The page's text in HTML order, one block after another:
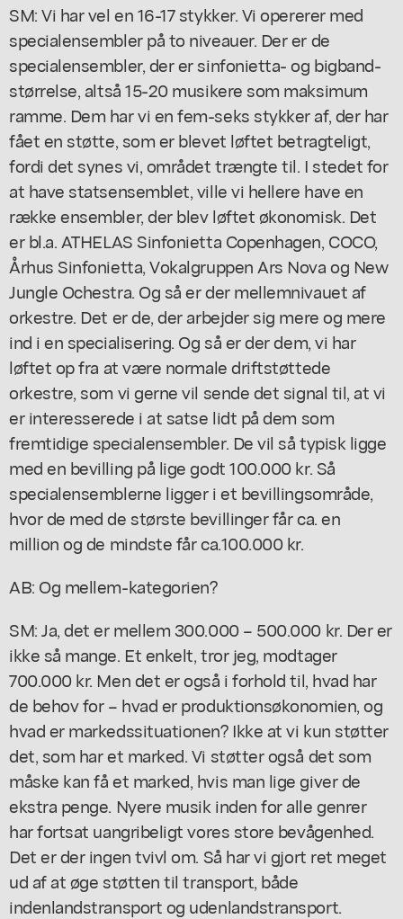
SM: Vi har vel en 16-17 stykker. Vi opererer med
specialensembler på to niveauer. Der er de
specialensembler, der er sinfonietta- og bigband-
størrelse, altså 15-20 musikere som maksimum
ramme. Dem har vi en fem-seks stykker af, der har
fået en støtte, som er blevet løftet betragteligt,
fordi det synes vi, området trængte til. I stedet for
at have statsensemblet, ville vi hellere have en
række ensembler, der blev løftet økonomisk. Det
er bl.a. ATHELAS Sinfonietta Copenhagen, COCO,
Århus Sinfonietta, Vokalgruppen Ars Nova og New
Jungle Ochestra. Og så er der mellemnivauet af
orkestre. Det er de, der arbejder sig mere og mere
ind i en specialisering. Og så er der dem, vi har
løftet op fra at være normale driftstøttede
orkestre, som vi gerne vil sende det signal til, at vi
er interesserede i at satse lidt på dem som
fremtidige specialensembler. De vil så typisk ligge
med en bevilling på lige godt 100.000 kr. Så
specialensemblerne ligger i et bevillingsområde,
hvor de med de største bevillinger får ca. en
million og de mindste får ca.100.000 kr.
AB: Og mellem-kategorien?
SM: Ja, det er mellem 300.000 – 500.000 kr. Der er
ikke så mange. Et enkelt, tror jeg, modtager
700.000 kr. Men det er også i forhold til, hvad har
de behov for – hvad er produktionsøkonomien, og
hvad er markedssituationen? Ikke at vi kun støtter
det, som har et marked. Vi støtter også det som
måske kan få et marked, hvis man lige giver de
ekstra penge. Nyere musik inden for alle genrer
har fortsat uangribeligt vores store bevågenhed.
Det er der ingen tvivl om. Så har vi gjort ret meget
ud af at øge støtten til transport, både
indenlandstransport og udenlandstransport.